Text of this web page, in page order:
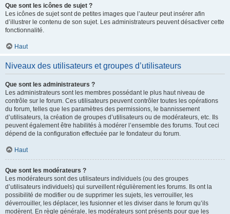
Que sont les icônes de sujet ?
Les icônes de sujet sont de petites images que l’auteur peut insérer afin
d’illustrer le contenu de son sujet. Les administrateurs peuvent désactiver cette
fonctionnalité.
Haut
Niveaux des utilisateurs et groupes d’utilisateurs
Que sont les administrateurs ?
Les administrateurs sont les membres possédant le plus haut niveau de
contrôle sur le forum. Ces utilisateurs peuvent contrôler toutes les opérations
du forum, telles que les paramètres des permissions, le bannissement
d’utilisateurs, la création de groupes d’utilisateurs ou de modérateurs, etc. Ils
peuvent également être habilités à modérer l’ensemble des forums. Tout ceci
dépend de la configuration effectuée par le fondateur du forum.
Haut
Que sont les modérateurs ?
Les modérateurs sont des utilisateurs individuels (ou des groupes
d’utilisateurs individuels) qui surveillent régulièrement les forums. Ils ont la
possibilité de modifier ou de supprimer les sujets, les verrouiller, les
déverrouiller, les déplacer, les fusionner et les diviser dans le forum qu’ils
modèrent. En règle générale, les modérateurs sont présents pour que les